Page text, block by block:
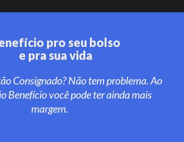
pro seu bolso
e pra sua vida
Consignado? Não tem problema. Ao
Benefício você pode ter ainda mais
margem.